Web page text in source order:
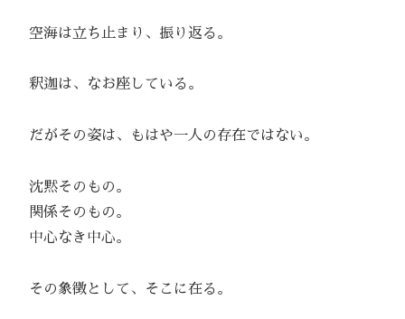
空海は立ち止まり、振り返る。
釈迦は、なお座している。
だがその姿は、もはや一人の存在ではない。
沈黙そのもの。
関係そのもの。
中心なき中心。
その象徴として、そこに在る。